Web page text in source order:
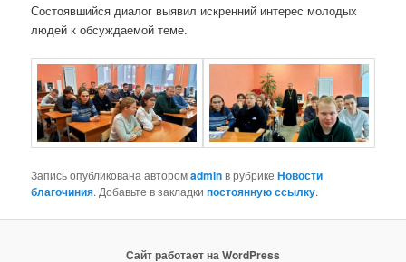
Состоявшийся диалог выявил искренний интерес молодых
людей к обсуждаемой теме.
Запись опубликована авторомadminв рубрикеНовости
благочиния. Добавьте в закладкипостоянную ссылку.
Сайт работает на WordPress